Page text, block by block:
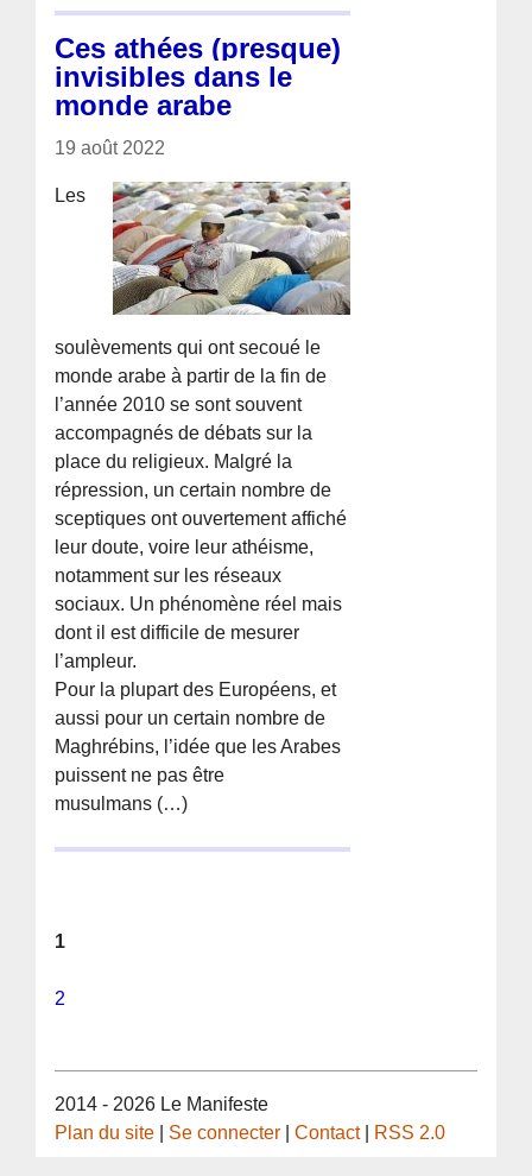
Ces athées (presque)
invisibles dans le
monde arabe
19 août 2022
Les
soulèvements qui ont secoué le
monde arabe à partir de la fin de
l’année 2010 se sont souvent
accompagnés de débats sur la
place du religieux. Malgré la
répression, un certain nombre de
sceptiques ont ouvertement affiché
leur doute, voire leur athéisme,
notamment sur les réseaux
sociaux. Un phénomène réel mais
dont il est difficile de mesurer
l’ampleur.
Pour la plupart des Européens, et
aussi pour un certain nombre de
Maghrébins, l’idée que les Arabes
puissent ne pas être
musulmans (…)
1
2
2014 - 2026 Le Manifeste
Plan du site
Se connecter |Contact| RSS 2.0